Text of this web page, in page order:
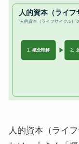
人的資本（ライ